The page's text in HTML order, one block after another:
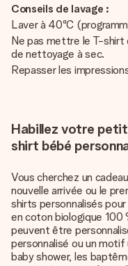
Conseils de lavage :
Laver à 40ªC
Ne pas mettre le T-shirt
de nettoyage à sec.
Repasser les
Habillez votre
shirt bébé
Vous cherchez un
nouvelle arrivée ou le
shirts personnalisés
en coton biologique 100
peuvent être
personnalisé ou un
baby shower, les